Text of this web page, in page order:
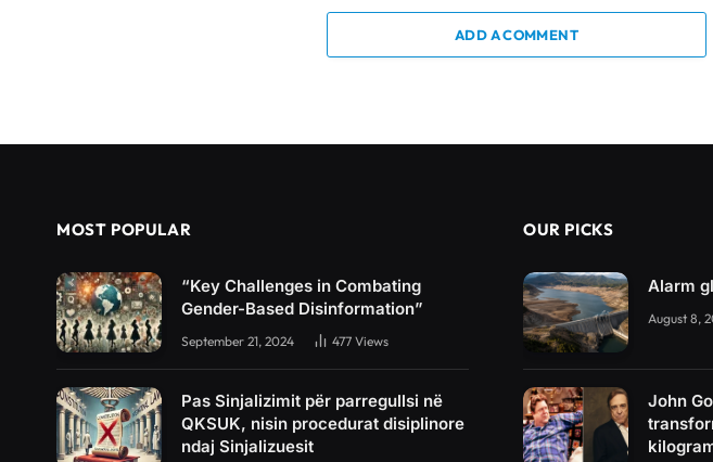
ADD A COMMENT
MOST POPULAR
“Key Challenges in Combating
Gender-Based Disinformation”
September 21, 2024 477 Views
Pas Sinjalizimit për parregullsi në
QKSUK, nisin procedurat disiplinore
ndaj Sinjalizuesit
OUR PICKS
Alarm
August 8,
John